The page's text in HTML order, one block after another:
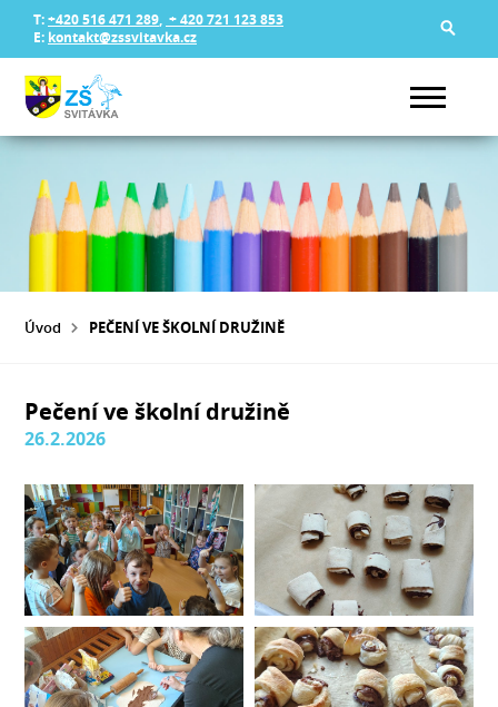
T:+420 516 471 289, + 420 721 123 853
E: kontakt@zssvitavka.cz
Úvod PEČENÍ VE ŠKOLNÍ DRUŽINĚ
Pečení ve školní družině
26.2.2026